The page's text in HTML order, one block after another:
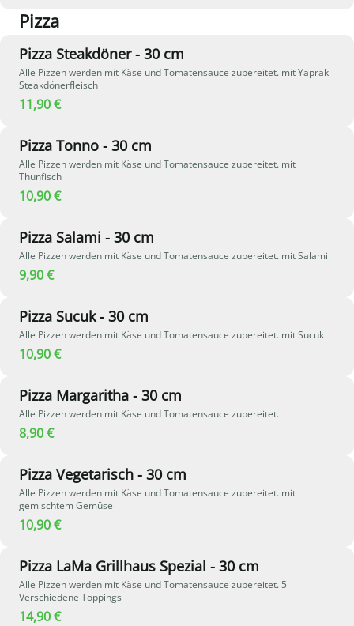
Pizza
Pizza Steakdöner - 30 cm
Alle Pizzen werden mit Käse und Tomatensauce zubereitet. mit Yaprak
Steakdönerfleisch
11,90 €
Pizza Tonno - 30 cm
Alle Pizzen werden mit Käse und Tomatensauce zubereitet. mit
Thunfisch
10,90 €
Pizza Salami - 30 cm
Alle Pizzen werden mit Käse und Tomatensauce zubereitet. mit Salami
9,90 €
Pizza Sucuk - 30 cm
Alle Pizzen werden mit Käse und Tomatensauce zubereitet. mit Sucuk
10,90 €
Pizza Margaritha - 30 cm
Alle Pizzen werden mit Käse und Tomatensauce zubereitet.
8,90 €
Pizza Vegetarisch - 30 cm
Alle Pizzen werden mit Käse und Tomatensauce zubereitet. mit
gemischtem Gemüse
10,90 €
Pizza LaMa Grillhaus Spezial - 30 cm
Alle Pizzen werden mit Käse und Tomatensauce zubereitet. 5
Verschiedene Toppings
14,90 €